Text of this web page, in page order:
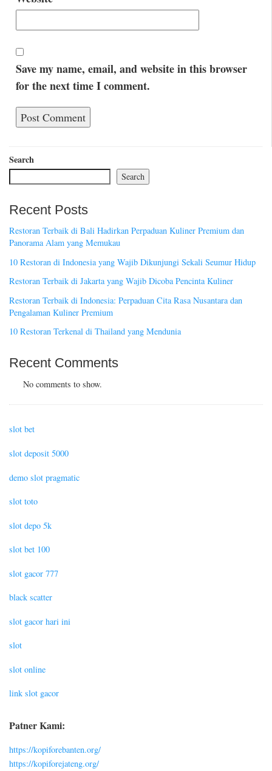
Save my name, email, and website in this browser
for the next time I comment.
Search
Search
Recent Posts
Restoran Terbaik di Bali Hadirkan Perpaduan Kuliner Premium dan
Panorama Alam yang Memukau
10 Restoran di Indonesia yang Wajib Dikunjungi Sekali Seumur Hidup
Restoran Terbaik di Jakarta yang Wajib Dicoba Pencinta Kuliner
Restoran Terbaik di Indonesia: Perpaduan Cita Rasa Nusantara dan
Pengalaman Kuliner Premium
10 Restoran Terkenal di Thailand yang Mendunia
Recent Comments
No comments to show.
slot bet
slot deposit 5000
demo slot pragmatic
slot toto
slot depo 5k
slot bet 100
slot gacor 777
black scatter
slot gacor hari ini
slot
slot online
link slot gacor
Patner Kami:
https://kopiforebanten.org/
https://kopiforejateng.org/